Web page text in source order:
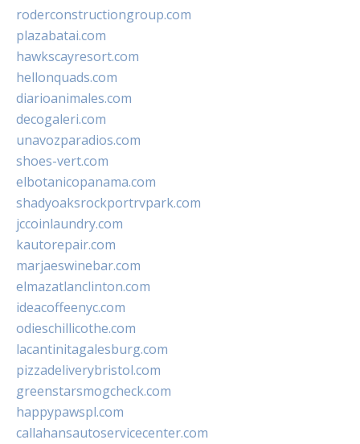
roderconstructiongroup.com
plazabatai.com
hawkscayresort.com
hellonquads.com
diarioanimales.com
decogaleri.com
unavozparadios.com
shoes-vert.com
elbotanicopanama.com
shadyoaksrockportrvpark.com
jccoinlaundry.com
kautorepair.com
marjaeswinebar.com
elmazatlanclinton.com
ideacoffeenyc.com
odieschillicothe.com
lacantinitagalesburg.com
pizzadeliverybristol.com
greenstarsmogcheck.com
happypawspl.com
callahansautoservicecenter.com